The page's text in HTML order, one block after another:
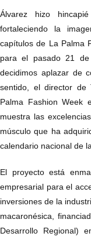
Álvarez hizo
fortaleciendo la
capítulos de La Palma
para el pasado 21
decidimos aplazar de
sentido, el director de
Palma Fashion Week
muestra las
músculo que ha
calendario nacional de
El proyecto está
empresarial para el
inversiones de la
macaronésica,
Desarrollo Regional)